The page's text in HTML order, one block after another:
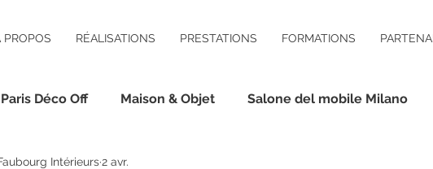
PROPOS RÉALISATIONS PRESTATIONS FORMATIONS
Paris Déco Off Maison & Objet Salone del mobile Milano
Intérieurs2 avr.